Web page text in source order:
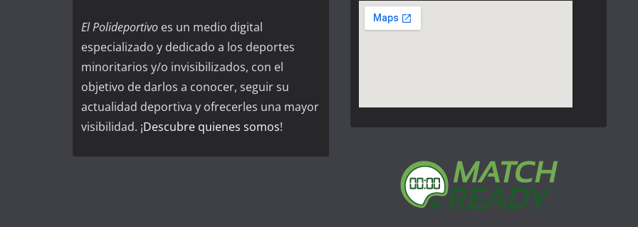
El Polideportivo es un medio digital
especializado y dedicado a los deportes
minoritarios y/o invisibilizados, con el
objetivo de darlos a conocer, seguir su
actualidad deportiva y ofrecerles una mayor
visibilidad. ¡Descubre quienes somos!